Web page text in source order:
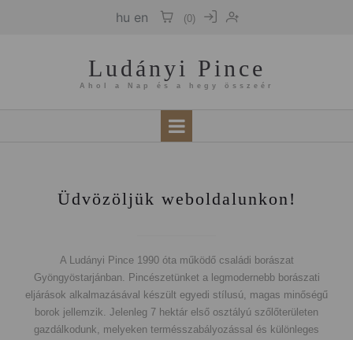
hu en (0)
Ludányi Pince
Ahol a Nap és a hegy összeér
Üdvözöljük weboldalunkon!
A Ludányi Pince 1990 óta működő családi borászat
Gyöngyöstarjánban. Pincészetünket a legmodernebb borászati
eljárások alkalmazásával készült egyedi stílusú, magas minőségű
borok jellemzik. Jelenleg 7 hektár első osztályú szőlőterületen
gazdálkodunk, melyeken termésszabályozással és különleges